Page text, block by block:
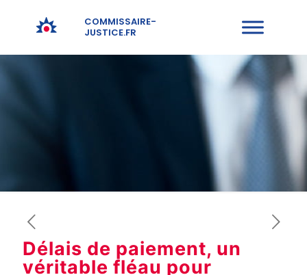
COMMISSAIRE-
JUSTICE.FR
Délais de paiement, un
véritable fléau pour